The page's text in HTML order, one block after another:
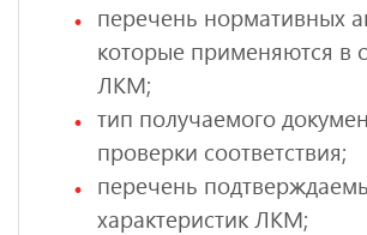
перечень нормативных
которые применяются в
ЛКМ;
тип получаемого
проверки соответствия;
перечень
характеристик ЛКМ;